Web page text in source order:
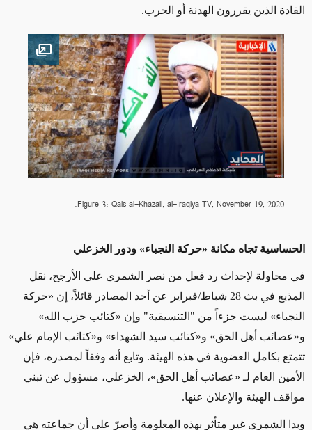
القادة الذين يقررون الهدنة أو الحرب.
image
Figure 3: Qais al-Khazali, al-Iraqiya TV, November 19, 2020.
الحساسية تجاه مكانة «حركة النجباء» ودور الخزعلي
في محاولة لإحداث رد فعل من نصر الشمري على الأرجح، نقل
المذيع في بث 28 شباط/فبراير عن أحد المصادر قائلاً، إن «حركة
النجباء» ليست جزءاً من "التنسيقية" وإن «كتائب حزب الله»
و«عصائب أهل الحق» و«كتائب سيد الشهداء» و«كتائب الإمام علي»
تتمتع بكامل العضوية في هذه الهيئة. وتابع أنه وفقاً لمصدره، فإن
الأمين العام لـ «عصائب أهل الحق»، الخزعلي، مسؤول عن تبني
مواقف الهيئة والإعلان عنها.
وبدا الشمري غير متأثر بهذه المعلومة وأصرّ على أن جماعته هي